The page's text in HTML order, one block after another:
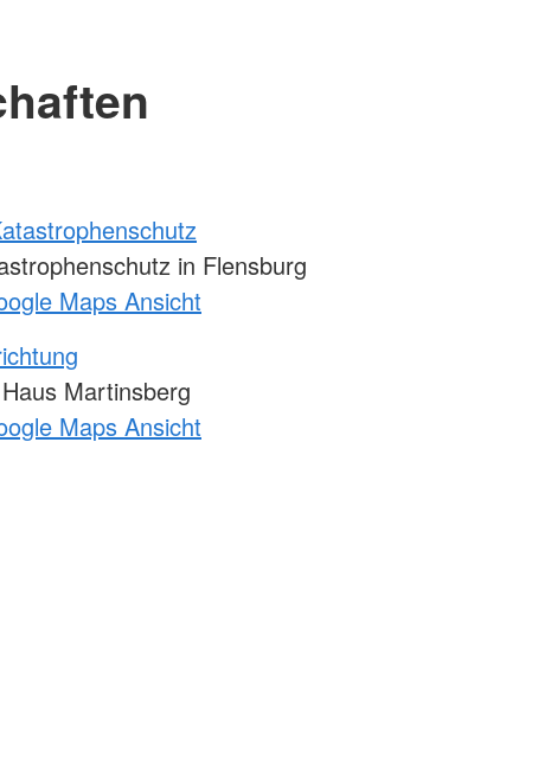
in Flensburg
Maps Ansicht
Martinsberg
Maps Ansicht